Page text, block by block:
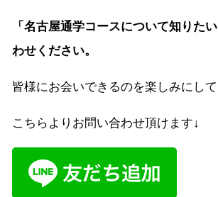
「名古屋通学コースについて知りた
わせください。
皆様にお会いできるのを楽しみにして
こちらよりお問い合わせ頂けます↓